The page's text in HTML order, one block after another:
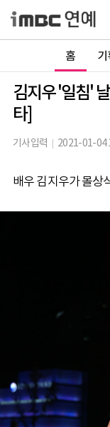
홈 기
김지우 '일침'
타]
기사입력 2021-01-04
배우 김지우가 몰상